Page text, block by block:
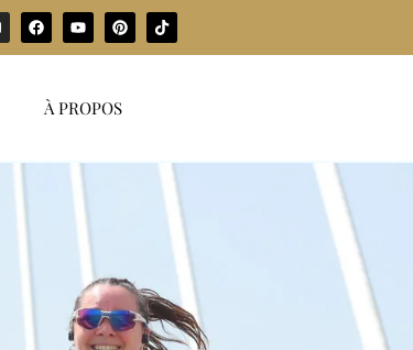
À PROPOS